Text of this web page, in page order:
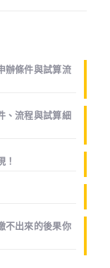
辦條件與試算流
、流程與試算細
！
不出來的後果你